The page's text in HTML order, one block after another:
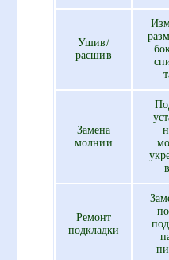
Ушив/
расшив
Замена
молнии
Ремонт
подкладки